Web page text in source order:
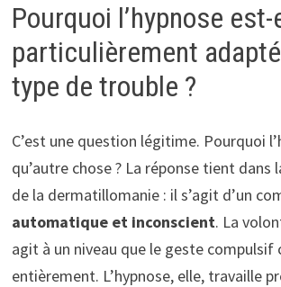
Pourquoi l’hypnose est-
particulièrement
type de trouble ?
C’est une question légitime. Pourquoi
qu’autre chose ? La réponse tient dans
de la dermatillomanie : il s’agit d’un
automatique et inconscient. La
agit à un niveau que le geste compulsif
entièrement. L’hypnose, elle, travaille